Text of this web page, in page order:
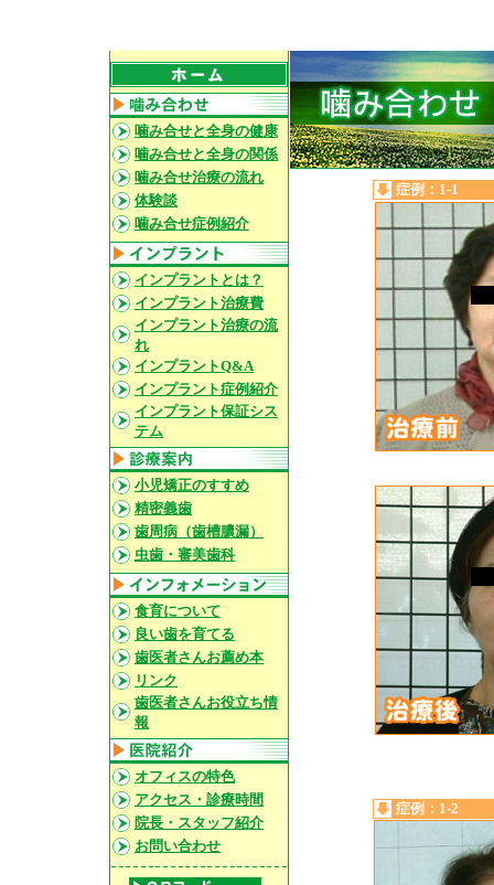
噛み合せと全身の健康
噛み合せと全身の関係
噛み合せ治療の流れ
体験談
噛み合せ症例紹介
インプラントとは？
インプラント治療費
インプラント治療の流
れ
インプラントQ&A
インプラント症例紹介
インプラント保証シス
テム
小児矯正のすすめ
精密義歯
歯周病（歯槽膿漏）
虫歯・審美歯科
食育について
良い歯を育てる
歯医者さんお薦め本
リンク
歯医者さんお役立ち情
報
オフィスの特色
アクセス・診療時間
院長・スタッフ紹介
お問い合わせ
症例：1-1
症例：1-2